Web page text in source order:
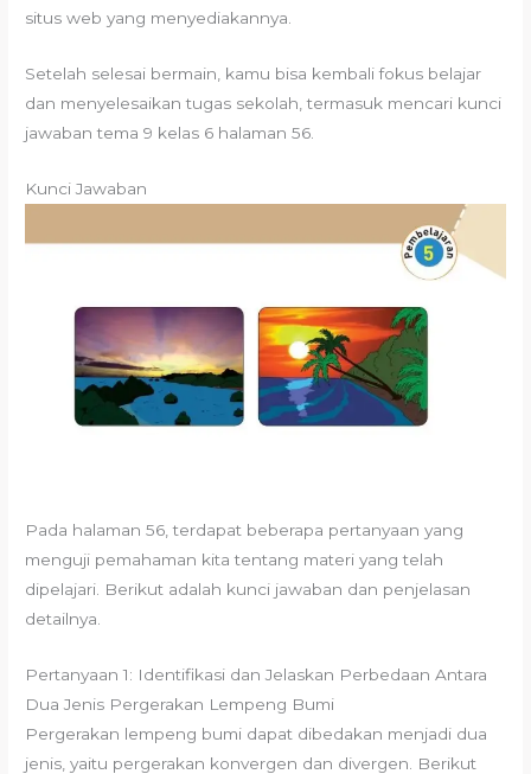
situs web yang menyediakannya.
Setelah selesai bermain, kamu bisa kembali fokus belajar
dan menyelesaikan tugas sekolah, termasuk mencari kunci
jawaban tema 9 kelas 6 halaman 56.
Kunci Jawaban
Pada halaman 56, terdapat beberapa pertanyaan yang
menguji pemahaman kita tentang materi yang telah
dipelajari. Berikut adalah kunci jawaban dan penjelasan
detailnya.
Pertanyaan 1: Identifikasi dan Jelaskan Perbedaan Antara
Dua Jenis Pergerakan Lempeng Bumi
Pergerakan lempeng bumi dapat dibedakan menjadi dua
jenis, yaitu pergerakan konvergen dan divergen. Berikut